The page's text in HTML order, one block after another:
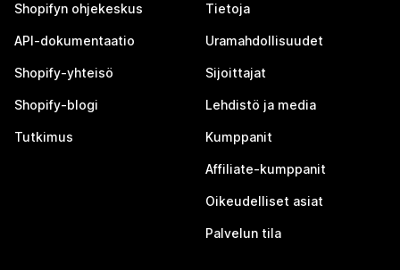
Shopifyn ohjekeskus
API-dokumentaatio
Shopify-yhteisö
Shopify-blogi
Tutkimus
Tietoja
Uramahdollisuudet
Sijoittajat
Lehdistö ja media
Kumppanit
Affiliate-kumppanit
Oikeudelliset asiat
Palvelun tila